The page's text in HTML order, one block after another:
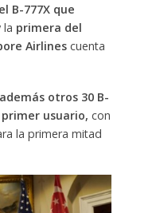
B-777X que
la primera del
Airlinescuenta
otros 30 B-
usuario, con
la primera mitad